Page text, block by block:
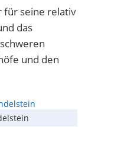
für seine relativ
das
und den